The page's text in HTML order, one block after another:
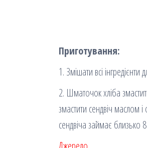
Приготування:
1. Змішати всі
2. Шматочок хліба
змастити сендвіч маслом
сендвіча займає близько